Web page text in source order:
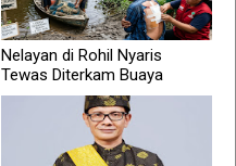
Nelayan di Rohil Nyaris
Tewas Diterkam Buaya